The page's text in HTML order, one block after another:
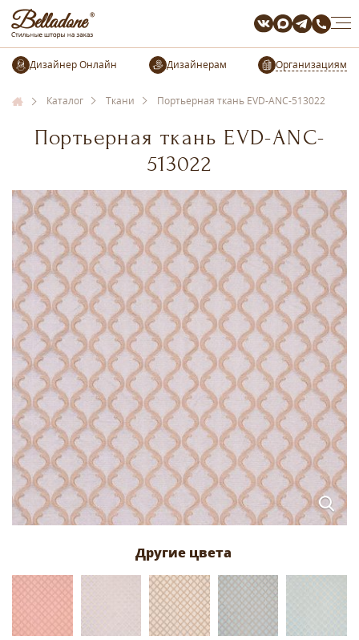
Организациям
Каталог Ткани Портьерная ткань EVD-ANC-513022
Портьерная ткань EVD-ANC-
513022